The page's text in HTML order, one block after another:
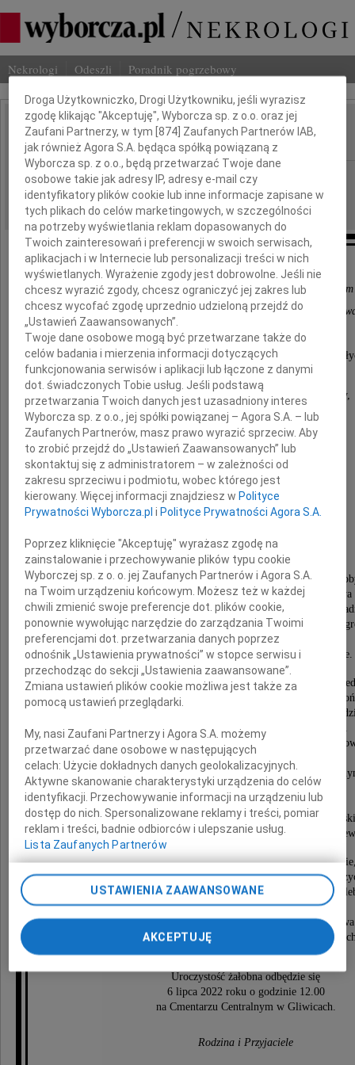
Nekrologi Odeszli Poradnik pogrzebowy
IMIĘ I NAZWISKO: Stanisław Płoskoń
REGION: Katowice
DATA EMISJI: 06.07.2022
(...) po śmiechu można poznać ludzi, i jeśli przy
śmiech kogoś zupełnie nieznajomego spodoba się
śmiało twierdźcie, że to człowiek dobry (...).
Fiodor Dostojewski, Wspomnienia z domu
Pogrążeni w głębokim smutku zawiadamiamy,
że 1 lipca 2022 roku zmarł
Stanisław Płoskoń
urodzony 27 maja 1939 r.
na Kresach Wschodnich w Borysławiu koło
- wieloletni pracownik Ministerstwa Górnictwa
- były właściciel Radia Flash- pierwszego komercyjnego
- twórca Przedsiębiorstwa Robót Górniczych
i Fundacji Ekologicznej "Czyste Jutro"
- były współwłaściciel i prezes Górnika Zabrze.
Stanisław Płoskoń był bardzo wrażliwy na krzywdy i
Założył Fundację Charytatywną Rodziny
której misją było wspieranie rozwoju dzieci i
z rodzin mniej uprzywilejowanych na Śląsku.
Za swoją działalność na rzecz innych został
- Orderem Uśmiechu
- Medalem im. Dr Henryka Jordana
przez Towarzystwo Przyjaciół Dzieci
- Krzyżem Kawalerskim
i Krzyżem Oficerskim Orderu Odrodzenia Polski
przyznanym przez Prezydenta RP Aleksandra
"Czuję potrzebę, żeby zakończyć to moje
te moje reminiscencje z życia, szczerym i serdecznym
oby nikomu nigdy nie zabrakło powszedniego
Czego życzę i przyjaciołom i wrogom"
Stanisław Płoskoń - z książki swojego autorstwa
"Patrząc, wszystko zostaje w tyle. Życie jak kromka
Uroczystość żałobna odbędzie się
6 lipca 2022 roku o godzinie 12.00
na Cmentarzu Centralnym w Gliwicach.
Rodzina i Przyjaciele
Dbamy o Twoją prywatność
Droga Użytkowniczko, Drogi Użytkowniku, jeśli wyrazisz
zgodę klikając "Akceptuję", Wyborcza sp. z o.o. oraz jej
Zaufani Partnerzy, w tym [874 ] Zaufanych Partnerów IAB,
jak również Agora S.A. będąca spółką powiązaną z
Wyborcza sp. z o.o., będą przetwarzać Twoje dane
osobowe takie jak adresy IP, adresy e-mail czy
identyfikatory plików cookie lub inne informacje zapisane w
tych plikach do celów marketingowych, w szczególności
na potrzeby wyświetlania reklam dopasowanych do
Twoich zainteresowań i preferencji w swoich serwisach,
aplikacjach i w Internecie lub personalizacji treści w nich
wyświetlanych. Wyrażenie zgody jest dobrowolne. Jeśli nie
chcesz wyrazić zgody, chcesz ograniczyć jej zakres lub
chcesz wycofać zgodę uprzednio udzieloną przejdź do
„Ustawień Zaawansowanych”.
Twoje dane osobowe mogą być przetwarzane także do
celów badania i mierzenia informacji dotyczących
funkcjonowania serwisów i aplikacji lub łączone z danymi
dot. świadczonych Tobie usług. Jeśli podstawą
przetwarzania Twoich danych jest uzasadniony interes
Wyborcza sp. z o.o., jej spółki powiązanej – Agora S.A. – lub
Zaufanych Partnerów, masz prawo wyrazić sprzeciw. Aby
to zrobić przejdź do „Ustawień Zaawansowanych” lub
skontaktuj się z administratorem – w zależności od
zakresu sprzeciwu i podmiotu, wobec którego jest
kierowany. Więcej informacji znajdziesz w Polityce
Prywatności Wyborcza.pl i Polityce Prywatności Agora S.A.
Poprzez kliknięcie "Akceptuję" wyrażasz zgodę na
zainstalowanie i przechowywanie plików typu cookie
Wyborczej sp. z o. o. jej Zaufanych Partnerów i Agora S.A.
na Twoim urządzeniu końcowym. Możesz też w każdej
chwili zmienić swoje preferencje dot. plików cookie,
ponownie wywołując narzędzie do zarządzania Twoimi
preferencjami dot. przetwarzania danych poprzez
odnośnik „Ustawienia prywatności” w stopce serwisu i
przechodząc do sekcji „Ustawienia zaawansowane”.
Zmiana ustawień plików cookie możliwa jest także za
pomocą ustawień przeglądarki.
My, nasi Zaufani Partnerzy i Agora S.A. możemy
przetwarzać dane osobowe w następujących
celach:Użycie dokładnych danych geolokalizacyjnych.
Aktywne skanowanie charakterystyki urządzenia do celów
identyfikacji. Przechowywanie informacji na urządzeniu lub
dostęp do nich. Spersonalizowane reklamy i treści, pomiar
reklam i treści, badnie odbiorców i ulepszanie usług.
Lista Zaufanych Partnerów
USTAWIENIA ZAAWANSOWANE
AKCEPTUJĘ